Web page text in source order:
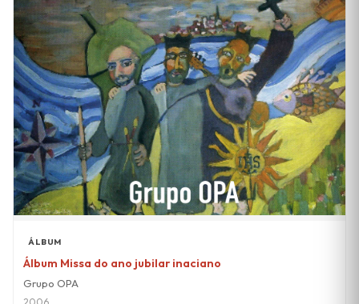
ÁLBUM
Álbum Missa do ano jubilar inaciano
Grupo OPA